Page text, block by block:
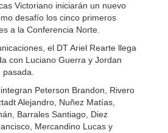
Victoriano iniciarán un nuevo
desafío los cinco primeros
a la Conferencia Norte.
el DT Ariel Rearte llega
con Luciano Guerra y Jordan
Peterson Brandon, Rivero
Alejandro, Nuñez Matías,
Barrales Santiago, Diez
Mercandino Lucas y